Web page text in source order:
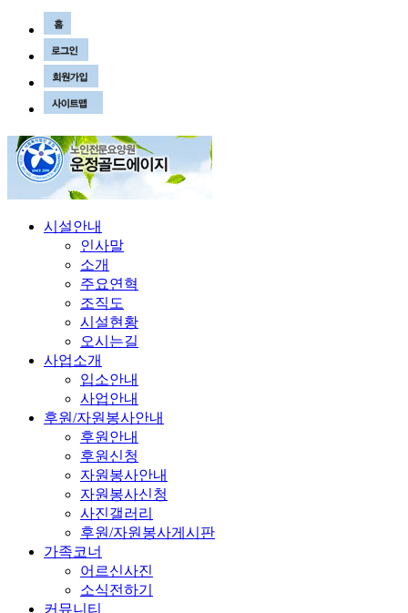
시설안내
인사말
소개
주요연혁
조직도
시설현황
오시는길
사업소개
입소안내
사업안내
후원/자원봉사안내
후원안내
후원신청
자원봉사안내
자원봉사신청
사진갤러리
후원/자원봉사게시판
가족코너
어르신사진
소식전하기
커뮤니티